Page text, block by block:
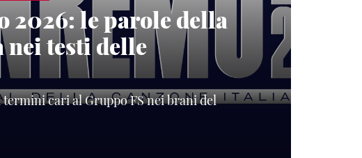
2026: le parole della
testi delle
termini cari al Gruppo FS nei brani del